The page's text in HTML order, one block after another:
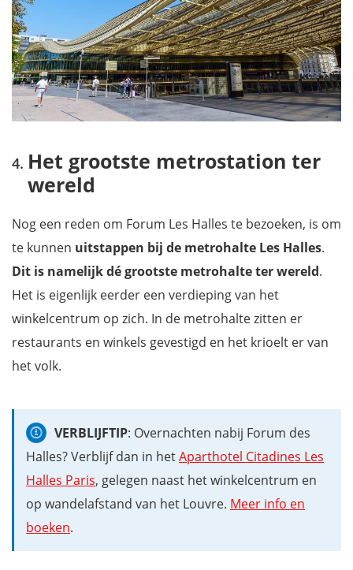
Het grootste metrostation ter
wereld
Nog een reden om Forum Les Halles te bezoeken, is om
te kunnen uitstappen bij de metrohalte Les Halles.
Dit is namelijk dé grootste metrohalte ter wereld.
Het is eigenlijk eerder een verdieping van het
winkelcentrum op zich. In de metrohalte zitten er
restaurants en winkels gevestigd en het krioelt er van
het volk.
VERBLIJFTIP: Overnachten nabij Forum des
Halles? Verblijf dan in hetAparthotel Citadines Les
Halles Paris, gelegen naast het winkelcentrum en
op wandelafstand van het Louvre. Meer info en
boeken.